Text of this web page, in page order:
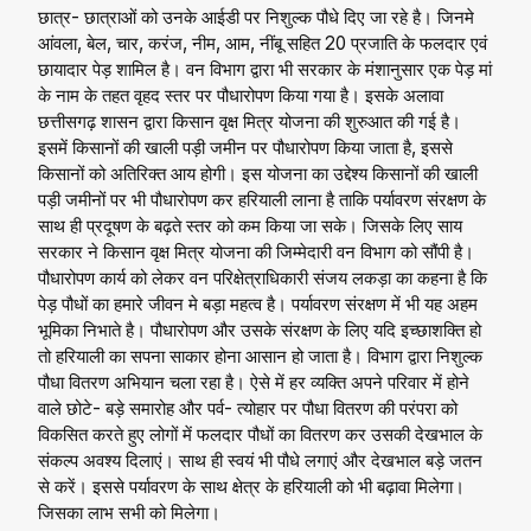
छात्र- छात्राओं को उनके आईडी पर निशुल्क पौधे दिए जा रहे है। जिनमे
आंवला, बेल, चार, करंज, नीम, आम, नींबू सहित 20 प्रजाति के फलदार एवं
छायादार पेड़ शामिल है। वन विभाग द्वारा भी सरकार के मंशानुसार एक पेड़ मां
के नाम के तहत वृहद स्तर पर पौधारोपण किया गया है। इसके अलावा
छत्तीसगढ़ शासन द्वारा किसान वृक्ष मित्र योजना की शुरुआत की गई है।
इसमें किसानों की खाली पड़ी जमीन पर पौधारोपण किया जाता है, इससे
किसानों को अतिरिक्त आय होगी। इस योजना का उद्देश्य किसानों की खाली
पड़ी जमीनों पर भी पौधारोपण कर हरियाली लाना है ताकि पर्यावरण संरक्षण के
साथ ही प्रदूषण के बढ़ते स्तर को कम किया जा सके। जिसके लिए साय
सरकार ने किसान वृक्ष मित्र योजना की जिम्मेदारी वन विभाग को सौंपी है।
पौधारोपण कार्य को लेकर वन परिक्षेत्राधिकारी संजय लकड़ा का कहना है कि
पेड़ पौधों का हमारे जीवन मे बड़ा महत्व है। पर्यावरण संरक्षण में भी यह अहम
भूमिका निभाते है। पौधारोपण और उसके संरक्षण के लिए यदि इच्छाशक्ति हो
तो हरियाली का सपना साकार होना आसान हो जाता है। विभाग द्वारा निशुल्क
पौधा वितरण अभियान चला रहा है। ऐसे में हर व्यक्ति अपने परिवार में होने
वाले छोटे- बड़े समारोह और पर्व- त्योहार पर पौधा वितरण की परंपरा को
विकसित करते हुए लोगों में फलदार पौधों का वितरण कर उसकी देखभाल के
संकल्प अवश्य दिलाएं। साथ ही स्वयं भी पौधे लगाएं और देखभाल बड़े जतन
से करें। इससे पर्यावरण के साथ क्षेत्र के हरियाली को भी बढ़ावा मिलेगा।
जिसका लाभ सभी को मिलेगा।